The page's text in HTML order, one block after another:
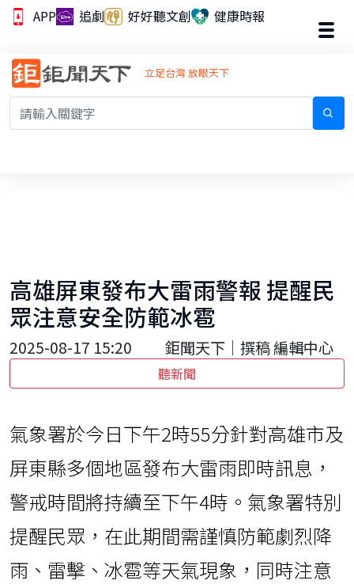
APP 追劇 好好聽文創 健康時報
立足台灣 放眼天下
高雄屏東發布大雷雨警報 提醒民
眾注意安全防範冰雹
2025-08-17 15:20 鉅聞天下｜撰稿 編輯中心
聽新聞
氣象署於今日下午2時55分針對高雄市及
屏東縣多個地區發布大雷雨即時訊息，
警戒時間將持續至下午4時。氣象署特別
提醒民眾，在此期間需謹慎防範劇烈降
雨、雷擊、冰雹等天氣現象，同時注意